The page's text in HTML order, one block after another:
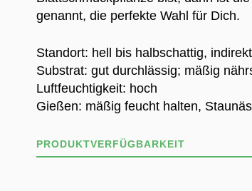
genannt, die perfekte Wahl für Dich.
Standort: hell bis halbschattig,
Substrat: gut durchlässig; mäßig
Luftfeuchtigkeit: hoch
Gießen: mäßig feucht halten,
PRODUKTVERFÜGBARKEIT